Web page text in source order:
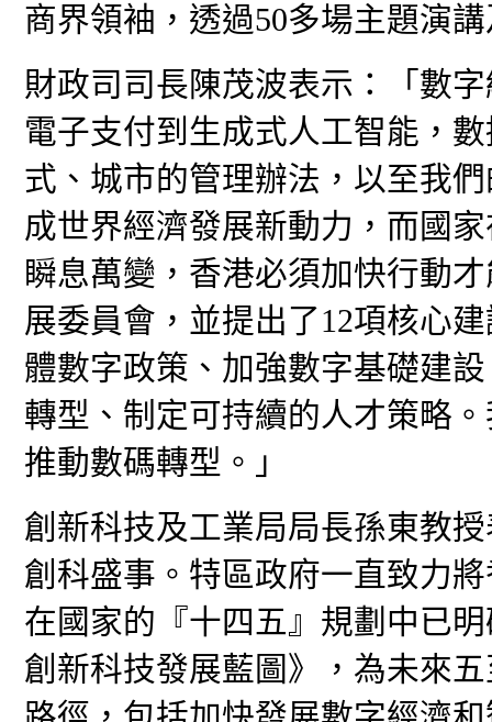
商界領袖，透過50多場主題演
財政司司長陳茂波表示：「數
電子支付到生成式人工智能，
式、城市的管理辦法，以至我
成世界經濟發展新動力，而國
瞬息萬變，香港必須加快行動
展委員會，並提出了12項核心
體數字政策、加強數字基礎建
轉型、制定可持續的人才策略
推動數碼轉型。」
創新科技及工業局局長孫東教
創科盛事。特區政府一直致力
在國家的『十四五』規劃中已
創新科技發展藍圖》，為未來